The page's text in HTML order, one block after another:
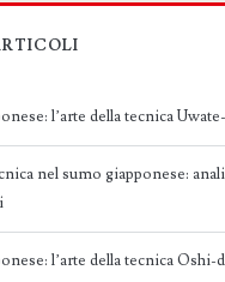
l’arte della tecnica
nel sumo giapponese:
l’arte della tecnica Oshi-